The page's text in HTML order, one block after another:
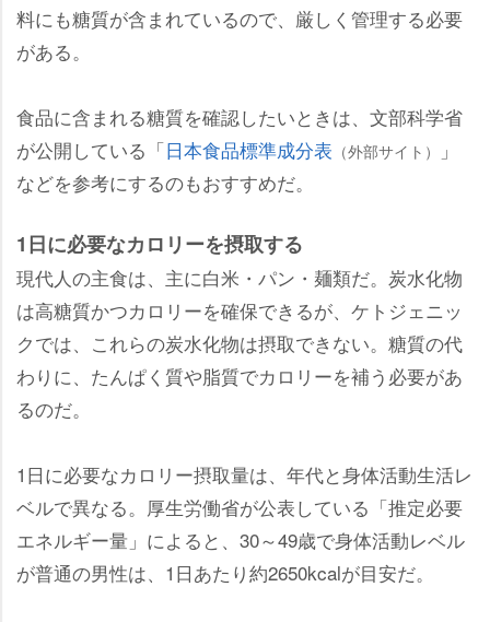
料にも糖質が含まれているので、厳しく管理する必要
がある。
食品に含まれる糖質を確認したいときは、文部科学省
が公開している「日本食品標準成分表 （外部サイト）
」
などを参考にするのもおすすめだ。
1日に必要なカロリーを摂取する
現代人の主食は、主に白米・パン・麺類だ。炭水化物
は高糖質かつカロリーを確保できるが、ケトジェニッ
クでは、これらの炭水化物は摂取できない。糖質の代
わりに、たんぱく質や脂質でカロリーを補う必要があ
るのだ。
1日に必要なカロリー摂取量は、年代と身体活動生活レ
ベルで異なる。厚生労働省が公表している「推定必要
エネルギー量」によると、30～49歳で身体活動レベル
が普通の男性は、1日あたり約2650kcalが目安だ。